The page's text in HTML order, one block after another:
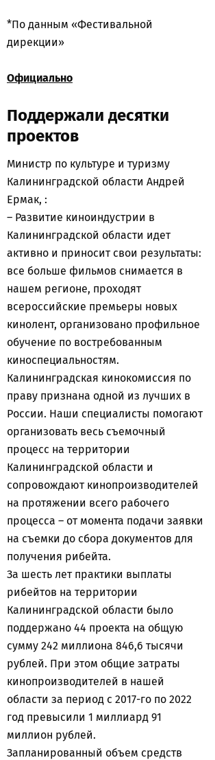
*По данным «Фестивальной
дирекции»
Официально
Поддержали десятки
проектов
Министр по культуре и туризму
Калининградской области Андрей
Ермак, :
– Развитие киноиндустрии в
Калининградской области идет
активно и приносит свои результаты:
все больше фильмов снимается в
нашем регионе, проходят
всероссийские премьеры новых
кинолент, организовано профильное
обучение по востребованным
киноспециальностям.
Калининградская кинокомиссия по
праву признана одной из лучших в
России. Наши специалисты помогают
организовать весь съемочный
процесс на территории
Калининградской области и
сопровождают кинопроизводителей
на протяжении всего рабочего
процесса – от момента подачи заявки
на съемки до сбора документов для
получения рибейта.
За шесть лет практики выплаты
рибейтов на территории
Калининградской области было
поддержано 44 проекта на общую
сумму 242 миллиона 846,6 тысячи
рублей. При этом общие затраты
кинопроизводителей в нашей
области за период с 2017-го по 2022
год превысили 1 миллиард 91
миллион рублей.
Запланированный объем средств